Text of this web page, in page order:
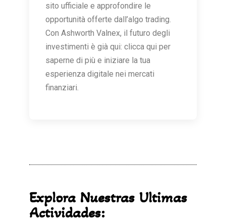
sito ufficiale e approfondire le
opportunità offerte dall’algo trading.
Con Ashworth Valnex, il futuro degli
investimenti è già qui: clicca qui per
saperne di più e iniziare la tua
esperienza digitale nei mercati
finanziari.
Explora Nuestras Ultimas
Actividades: